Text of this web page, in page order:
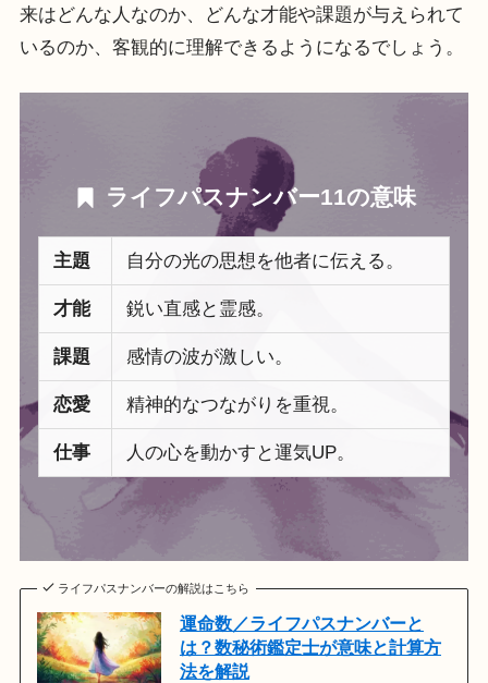
来はどんな人なのか、どんな才能や課題が与えられて
いるのか、客観的に理解できるようになるでしょう。
ライフパスナンバー11の意味
主題 自分の光の思想を他者に伝える。
才能 鋭い直感と霊感。
課題 感情の波が激しい。
恋愛 精神的なつながりを重視。
仕事 人の心を動かすと運気UP。
ライフパスナンバーの解説はこちら
運命数／ライフパスナンバーと
は？数秘術鑑定士が意味と計算方
法を解説